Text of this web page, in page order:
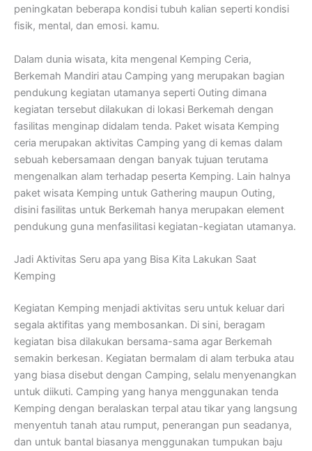
peningkatan beberapa kondisi tubuh kalian seperti kondisi
fisik, mental, dan emosi. kamu.
Dalam dunia wisata, kita mengenal Kemping Ceria,
Berkemah Mandiri atau Camping yang merupakan bagian
pendukung kegiatan utamanya seperti Outing dimana
kegiatan tersebut dilakukan di lokasi Berkemah dengan
fasilitas menginap didalam tenda. Paket wisata Kemping
ceria merupakan aktivitas Camping yang di kemas dalam
sebuah kebersamaan dengan banyak tujuan terutama
mengenalkan alam terhadap peserta Kemping. Lain halnya
paket wisata Kemping untuk Gathering maupun Outing,
disini fasilitas untuk Berkemah hanya merupakan element
pendukung guna menfasilitasi kegiatan-kegiatan utamanya.
Jadi Aktivitas Seru apa yang Bisa Kita Lakukan Saat
Kemping
Kegiatan Kemping menjadi aktivitas seru untuk keluar dari
segala aktifitas yang membosankan. Di sini, beragam
kegiatan bisa dilakukan bersama-sama agar Berkemah
semakin berkesan. Kegiatan bermalam di alam terbuka atau
yang biasa disebut dengan Camping, selalu menyenangkan
untuk diikuti. Camping yang hanya menggunakan tenda
Kemping dengan beralaskan terpal atau tikar yang langsung
menyentuh tanah atau rumput, penerangan pun seadanya,
dan untuk bantal biasanya menggunakan tumpukan baju